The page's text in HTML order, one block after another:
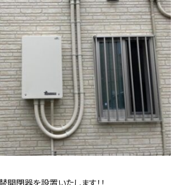
閉器を設置いたします！！